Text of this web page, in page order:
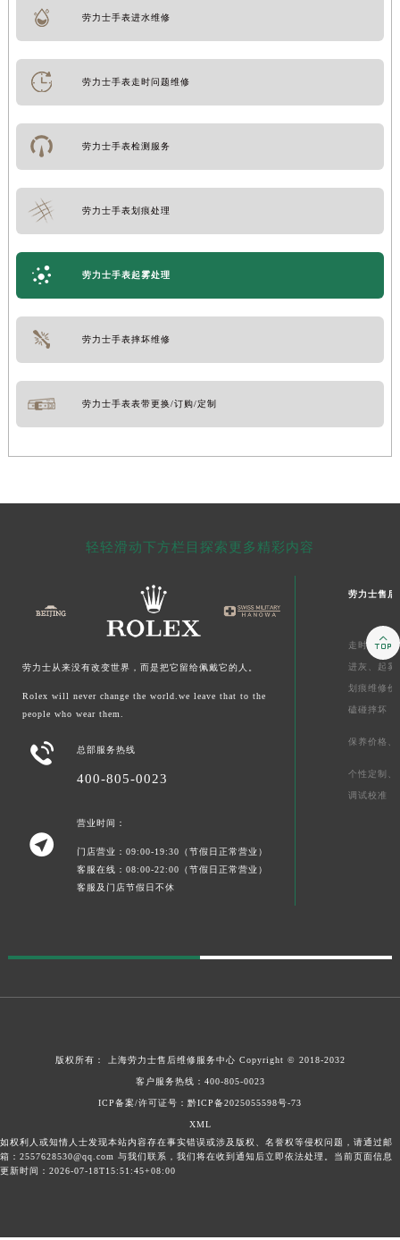
劳力士手表进水维修
劳力士手表走时问题维修
劳力士手表检测服务
劳力士手表划痕处理
劳力士手表起雾处理
劳力士手表摔坏维修
劳力士手表表带更换/订购/定制
轻轻滑动下方栏目探索更多精彩内容
劳力士从来没有改变世界，而是把它留给佩戴它的人。
Rolex will never change the world.we leave that to the
people who wear them.
 总部服务热线
400-805-0023

营业时间：
门店营业：09:00-19:30（节假日正常营业）
客服在线：08:00-22:00（节假日正常营业）
客服及门店节假日不休
劳力士售后
走时维修价
进灰、 起雾
划痕维修价
磕碰摔坏
保养价格、
个性定制、
调试校准
版权所有： 上海劳力士售后维修服务中心 Copyright © 2018-2032
客户服务热线： 400-805-0023
ICP备案/许可证号：黔ICP备2025055598号-73
XML
如权利人或知情人士发现本站内容存在事实错误或涉及版权、名誉权等侵权问题，请通过邮
箱：2557628530@qq.com 与我们联系，我们将在收到通知后立即依法处理。当前页面信息
更新时间：2026-07-18T15:51:45+08:00
